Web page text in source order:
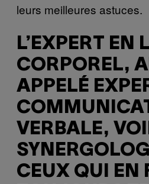
leurs meilleures astuces.
L’EXPERT EN
CORPOREL,
APPELÉ
VERBALE,
CEUX QUI EN